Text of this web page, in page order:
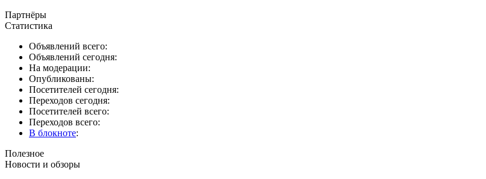
Партнёры
Статистика
Объявлений всего:
Объявлений сегодня:
На модерации:
Опубликованы:
Посетителей сегодня:
Переходов сегодня:
Посетителей всего:
Переходов всего:
В блокноте:
Полезное
Новости и обзоры